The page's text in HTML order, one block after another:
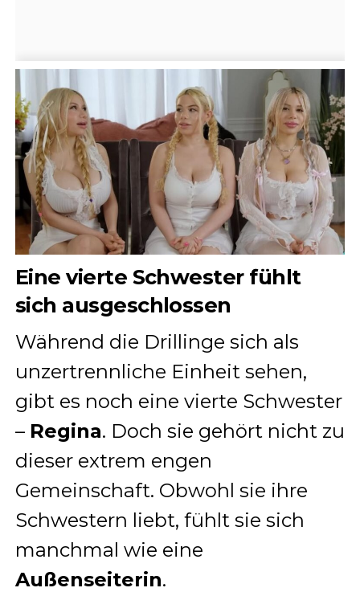
Eine vierte Schwester fühlt
sich ausgeschlossen
Während die Drillinge sich als
unzertrennliche Einheit sehen,
gibt es noch eine vierte Schwester
– Regina. Doch sie gehört nicht zu
dieser extrem engen
Gemeinschaft. Obwohl sie ihre
Schwestern liebt, fühlt sie sich
manchmal wie eine
Außenseiterin.